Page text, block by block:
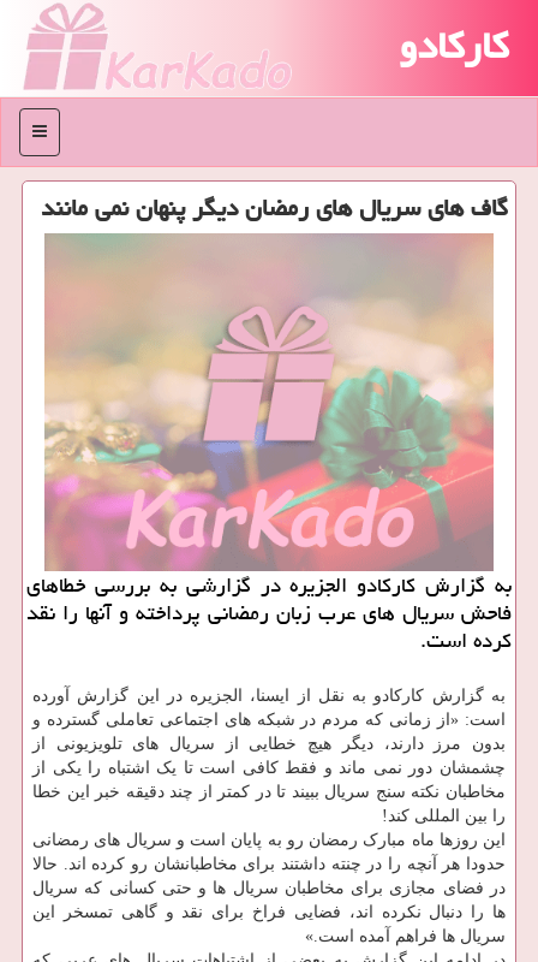
کارکادو
منو
گاف های سریال های رمضان دیگر پنهان نمی مانند
به گزارش کارکادو الجزیره در گزارشی به بررسی خطاهای
فاحش سریال های عرب زبان رمضانی پرداخته و آنها را نقد
کرده است.
به گزارش کارکادو به نقل از ایسنا، الجزیره در این گزارش آورده
است: «از زمانی که مردم در شبکه های اجتماعی تعاملی گسترده و
بدون مرز دارند، دیگر هیچ خطایی از سریال های تلویزیونی از
چشمشان دور نمی ماند و فقط کافی است تا یک اشتباه را یکی از
مخاطبان نکته سنج سریال ببیند تا در کمتر از چند دقیقه خبر این خطا
را بین المللی کند!
این روزها ماه مبارک رمضان رو به پایان است و سریال های رمضانی
حدودا هر آنچه را در چنته داشتند برای مخاطبانشان رو کرده اند. حالا
در فضای مجازی برای مخاطبان سریال ها و حتی کسانی که سریال
ها را دنبال نکرده اند، فضایی فراخ برای نقد و گاهی تمسخر این
سریال ها فراهم آمده است.»